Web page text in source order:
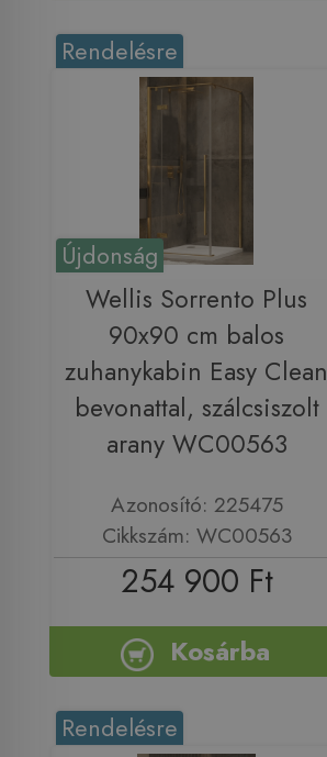
Újdonság
Rendelésre
Wellis Sorrento Plus
90x90 cm balos
zuhanykabin Easy Clean
bevonattal, szálcsiszolt
arany WC00563
Azonosító: 225475
Cikkszám: WC00563
254 900 Ft
Kosárba
Rendelésre